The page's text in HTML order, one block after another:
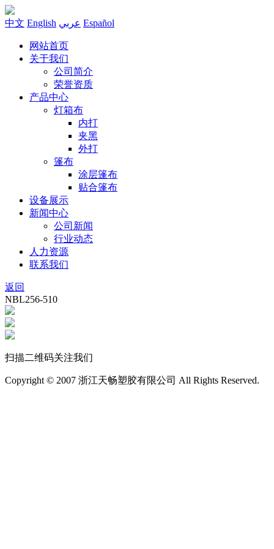
中文 English عربي Español
网站首页
关于我们
公司简介
荣誉资质
产品中心
灯箱布
内打
夹黑
外打
篷布
涂层篷布
贴合篷布
设备展示
新闻中心
公司新闻
行业动态
人力资源
联系我们
返回
NBL256-510
扫描二维码关注我们
Copyright © 2007 浙江天畅塑胶有限公司 All Rights Reserved.